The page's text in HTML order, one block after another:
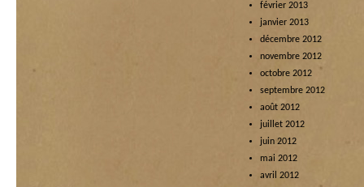
février 2013
janvier 2013
décembre 2012
novembre 2012
octobre 2012
septembre 2012
août 2012
juillet 2012
juin 2012
mai 2012
avril 2012